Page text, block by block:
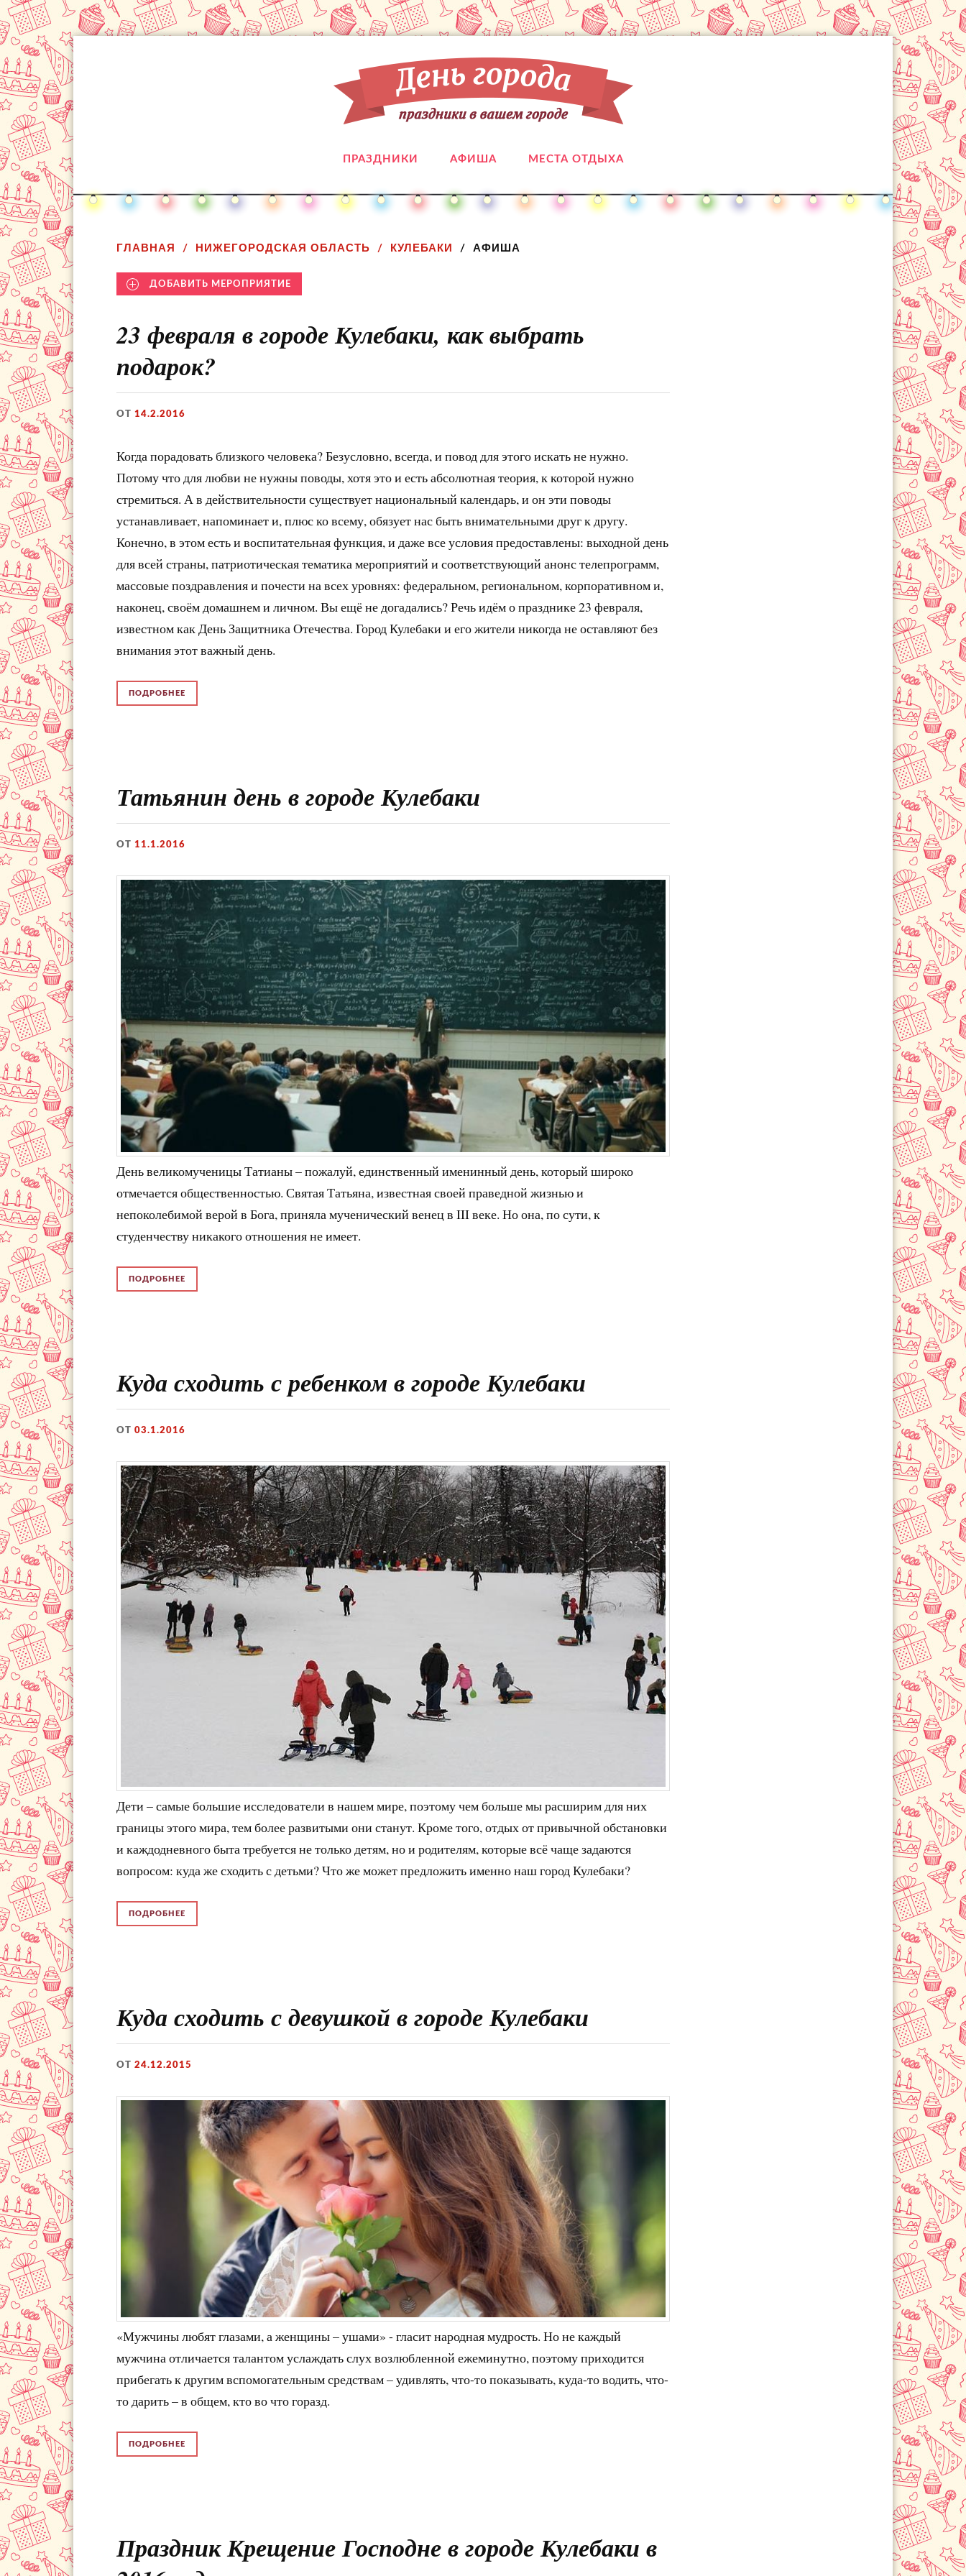
ПРАЗДНИКИ АФИША МЕСТА ОТДЫХА
ГЛАВНАЯ НИЖЕГОРОДСКАЯ ОБЛАСТЬ КУЛЕБАКИ АФИША
ДОБАВИТЬ МЕРОПРИЯТИЕ
23 февраля в городе Кулебаки, как выбрать
подарок?
ОТ 14.2.2016
Когда порадовать близкого человека? Безусловно, всегда, и повод для этого искать не нужно.
Потому что для любви не нужны поводы, хотя это и есть абсолютная теория, к которой нужно
стремиться. А в действительности существует национальный календарь, и он эти поводы
устанавливает, напоминает и, плюс ко всему, обязует нас быть внимательными друг к другу.
Конечно, в этом есть и воспитательная функция, и даже все условия предоставлены: выходной день
для всей страны, патриотическая тематика мероприятий и соответствующий анонс телепрограмм,
массовые поздравления и почести на всех уровнях: федеральном, региональном, корпоративном и,
наконец, своём домашнем и личном. Вы ещё не догадались? Речь идём о празднике 23 февраля,
известном как День Защитника Отечества. Город Кулебаки и его жители никогда не оставляют без
внимания этот важный день.
ПОДРОБНЕЕ
Татьянин день в городе Кулебаки
ОТ 11.1.2016
День великомученицы Татианы – пожалуй, единственный именинный день, который широко
отмечается общественностью. Святая Татьяна, известная своей праведной жизнью и
непоколебимой верой в Бога, приняла мученический венец в III веке. Но она, по сути, к
студенчеству никакого отношения не имеет.
ПОДРОБНЕЕ
Куда сходить с ребенком в городе Кулебаки
ОТ 03.1.2016
Дети – самые большие исследователи в нашем мире, поэтому чем больше мы расширим для них
границы этого мира, тем более развитыми они станут. Кроме того, отдых от привычной обстановки
и каждодневного быта требуется не только детям, но и родителям, которые всё чаще задаются
вопросом: куда же сходить с детьми? Что же может предложить именно наш город Кулебаки?
ПОДРОБНЕЕ
Куда сходить с девушкой в городе Кулебаки
ОТ 24.12.2015
«Мужчины любят глазами, а женщины – ушами» - гласит народная мудрость. Но не каждый
мужчина отличается талантом услаждать слух возлюбленной ежеминутно, поэтому приходится
прибегать к другим вспомогательным средствам – удивлять, что-то показывать, куда-то водить, что-
то дарить – в общем, кто во что горазд.
ПОДРОБНЕЕ
Праздник Крещение Господне в городе Кулебаки в